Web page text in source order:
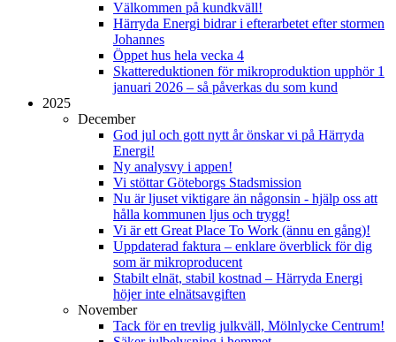
Välkommen på kundkväll!
Härryda Energi bidrar i efterarbetet efter stormen
Johannes
Öppet hus hela vecka 4
Skattereduktionen för mikroproduktion upphör 1
januari 2026 – så påverkas du som kund
2025
December
God jul och gott nytt år önskar vi på Härryda
Energi!
Ny analysvy i appen!
Vi stöttar Göteborgs Stadsmission
Nu är ljuset viktigare än någonsin - hjälp oss att
hålla kommunen ljus och trygg!
Vi är ett Great Place To Work (ännu en gång)!
Uppdaterad faktura – enklare överblick för dig
som är mikroproducent
Stabilt elnät, stabil kostnad – Härryda Energi
höjer inte elnätsavgiften
November
Tack för en trevlig julkväll, Mölnlycke Centrum!